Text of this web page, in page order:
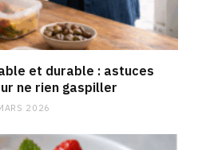
et durable : astuces
ne rien gaspiller
2026